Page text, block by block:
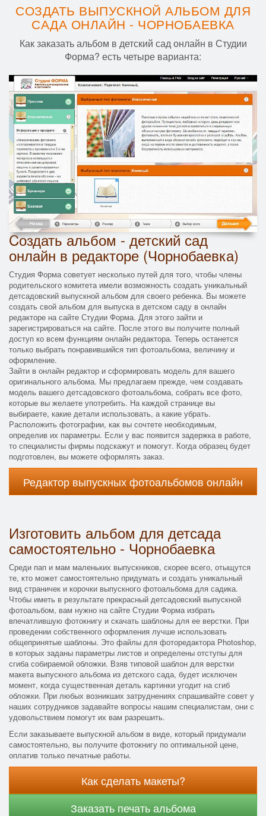
СОЗДАТЬ ВЫПУСКНОЙ АЛЬБОМ ДЛЯ
САДА ОНЛАЙН - ЧОРНОБАЕВКА
Как заказать альбом в детский сад онлайн в Студии
Форма? есть четыре варианта:
Cоздать альбом - детский сад
онлайн в редакторе (Чорнобаевка)
Студия Форма советует несколько путей для того, чтобы члены
родительского комитета имели возможность создать уникальный
детсадовский выпускной альбом для своего ребенка. Вы можете
создать свой альбом для выпуска в детском саду в онлайн
редакторе на сайте Студии Форма. Для этого зайти и
зарегистрироваться на сайте. После этого вы получите полный
доступ ко всем функциям онлайн редактора. Теперь останется
только выбрать понравившийся тип фотоальбома, величину и
оформление.
Зайти в онлайн редактор и сформировать модель для вашего
оригинального альбома. Мы предлагаем прежде, чем создавать
модель вашего детсадовского фотоальбома, собрать все фото,
которые вы желаете употребить. На каждой странице вы
выбираете, какие детали использовать, а какие убрать.
Расположить фотографии, как вы сочтете необходимым,
определив их параметры. Если у вас появится задержка в работе,
то специалисты фирмы подскажут и помогут. Когда образец будет
подготовлен, вы можете оформлять заказ.
Редактор выпускных фотоальбомов онлайн
Изготовить альбом для детсада
самостоятельно - Чорнобаевка
Среди пап и мам маленьких выпускников, скорее всего, отыщутся
те, кто может самостоятельно придумать и создать уникальный
вид страничек и корочки выпускного фотоальбома для садика.
Чтобы иметь в результате прекрасный детсадовский выпускной
фотоальбом, вам нужно на сайте Студии Форма избрать
впечатлившую фотокнигу и скачать шаблоны для ее верстки. При
проведении собственного оформления лучше использовать
общепринятые шаблоны. Это файлы для фоторедактора Photoshop,
в которых заданы параметры листов и определены отступы для
сгиба собираемой обложки. Взяв типовой шаблон для верстки
макета выпускного альбома из детского сада, будет исключен
момент, когда существенная деталь картинки угодит на сгиб
обложки. При любых возникших затруднениях спрашивайте совет у
наших сотрудников задавайте вопросы нашим специалистам, они с
удовольствием помогут их вам разрешить.
Если заказываете выпускной альбом в виде, который придумали
самостоятельно, вы получите фотокнигу по оптимальной цене,
оплатив только печатные работы.
Как сделать макеты?
Заказать печать альбома